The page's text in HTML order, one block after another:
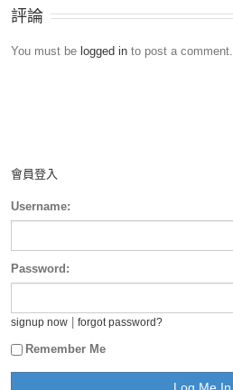
評論
You must be logged in to post a comment.
會員登入
Username:
Password:
signup now forgot password?
Remember Me